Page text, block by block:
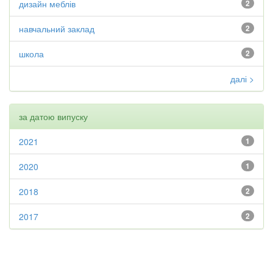
2
дизайн меблів
2
навчальний заклад
2
школа
далі >
за датою випуску
1
2021
1
2020
2
2018
2
2017